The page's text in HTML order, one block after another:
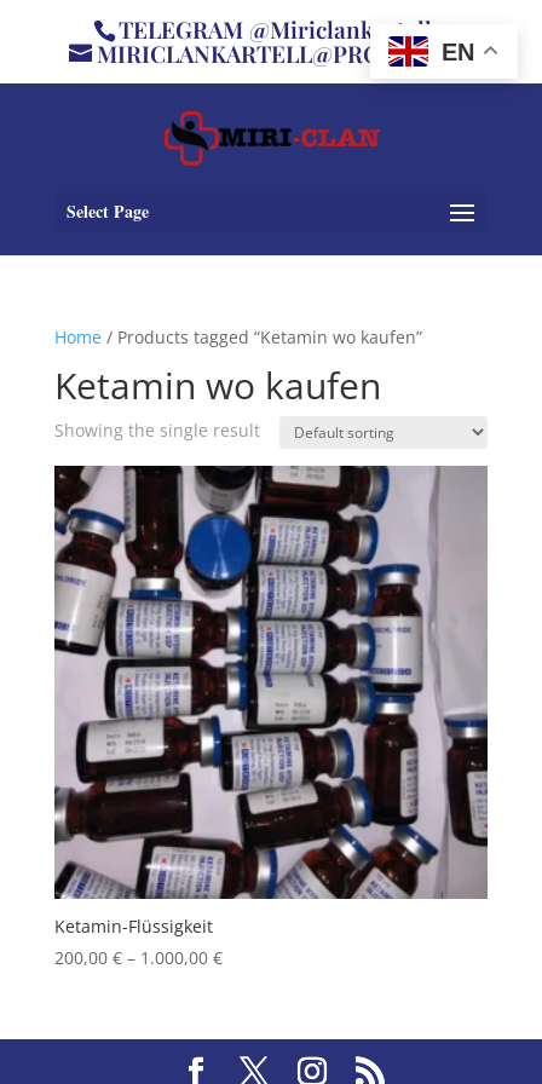
TELEGRAM @Miriclankartell
MIRICLANKARTELL@PROTON.ME
Select Page
Home/ Products tagged “Ketamin wo kaufen”
Ketamin wo kaufen
Showing the single result
Ketamin-Flüssigkeit
200,00 € – 1.000,00 €Price
through
1.000,00 €
EN